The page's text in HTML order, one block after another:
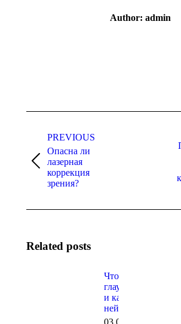
Author: admin
navigation
PREVIOUS
Previous
post:
Опасна ли
лазерная
коррекция
зрения?
Related posts
Что такое
глаукома
и как с
ней жить?